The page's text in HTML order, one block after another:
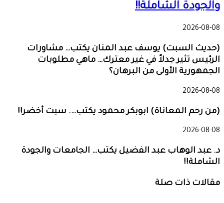
والجودة الشاملة!!
2026-08-08
(حديث السبت) يوسف عبد المنان يكتب… مشاورات
الرئيس تثير جدلاً في غير معترك… ماهي مطلوبات
الجمهورية الأولى من البرهان؟
2026-08-08
(من رحم المعاناة) ابوبكر محمود يكتب…. سبت أخضر!!
2026-08-08
د. عبد الوهاب عبد الفضيل يكتب… الجامعات والجودة
الشاملة!!
مقالات ذات صلة